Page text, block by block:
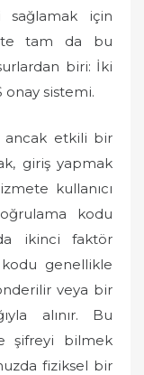
sağlamak için
tam da bu
biri: İki
sistemi.
ancak etkili bir
giriş yapmak
kullanıcı
kodu
ikinci faktör
genellikle
veya bir
alınır. Bu
şifreyi bilmek
fiziksel bir